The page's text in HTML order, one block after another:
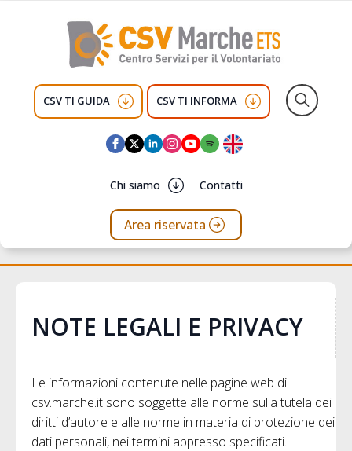
CSV TI GUIDA CSV TI INFORMA
Chi siamo Contatti
Area riservata
NOTE LEGALI E PRIVACY
Le informazioni contenute nelle pagine web di
csv.marche.it sono soggette alle norme sulla tutela dei
diritti d’autore e alle norme in materia di protezione dei
dati personali, nei termini appresso specificati.